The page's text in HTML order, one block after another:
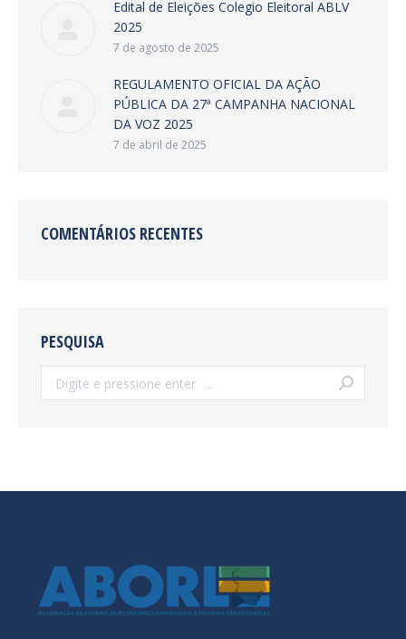
Edital de Eleições Colegio Eleitoral ABLV
2025
7 de agosto de 2025
REGULAMENTO OFICIAL DA AÇÃO
PÚBLICA DA 27ª CAMPANHA NACIONAL
DA VOZ 2025
7 de abril de 2025
COMENTÁRIOS RECENTES
PESQUISA
Search: